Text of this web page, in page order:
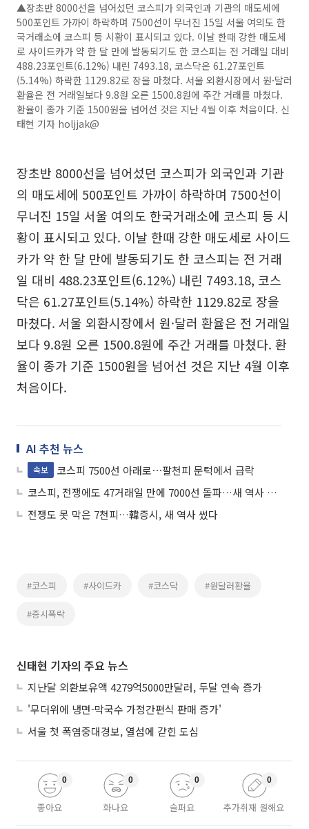
▲장초반 8000선을 넘어섰던 코스피가 외국인과 기관의 매도세에
500포인트 가까이 하락하며 7500선이 무너진 15일 서울 여의도 한
국거래소에 코스피 등 시황이 표시되고 있다. 이날 한때 강한 매도세
로 사이드카가 약 한 달 만에 발동되기도 한 코스피는 전 거래일 대비
488.23포인트(6.12%) 내린 7493.18, 코스닥은 61.27포인트
(5.14%) 하락한 1129.82로 장을 마쳤다. 서울 외환시장에서 원·달러
환율은 전 거래일보다 9.8원 오른 1500.8원에 주간 거래를 마쳤다.
환율이 종가 기준 1500원을 넘어선 것은 지난 4월 이후 처음이다. 신
태현 기자 holjjak@
장초반 8000선을 넘어섰던 코스피가 외국인과 기관
의 매도세에 500포인트 가까이 하락하며 7500선이
무너진 15일 서울 여의도 한국거래소에 코스피 등 시
황이 표시되고 있다. 이날 한때 강한 매도세로 사이드
카가 약 한 달 만에 발동되기도 한 코스피는 전 거래
일 대비 488.23포인트(6.12%) 내린 7493.18, 코스
닥은 61.27포인트(5.14%) 하락한 1129.82로 장을
마쳤다. 서울 외환시장에서 원·달러 환율은 전 거래일
보다 9.8원 오른 1500.8원에 주간 거래를 마쳤다. 환
율이 종가 기준 1500원을 넘어선 것은 지난 4월 이후
처음이다.
AI 추천 뉴스
속보
코스피 7500선 아래로⋯팔천피 문턱에서 급락
코스피, 전쟁에도 47거래일 만에 7000선 돌파…새 역사 쓴 韓증시
전쟁도 못 막은 7천피…韓증시, 새 역사 썼다
#코스피 #사이드카 #코스닥 #원달러환율
#증시폭락
신태현 기자의 주요 뉴스
지난달 외환보유액 4279억5000만달러, 두달 연속 증가
'무더위에 냉면-막국수 가정간편식 판매 증가'
서울 첫 폭염중대경보, 열섬에 갇힌 도심
좋아요
0
화나요
0
슬퍼요
0
추가취재 원해요
0